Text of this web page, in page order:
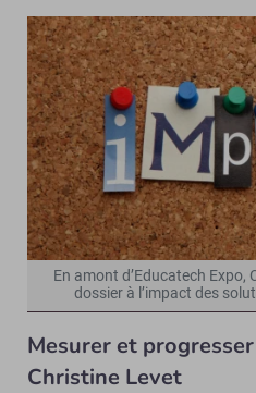
En amont d’Educatech
dossier à l’impact des
Mesurer et
Christine Levet